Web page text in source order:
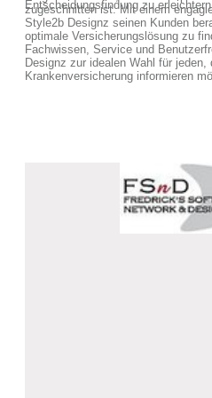
Entscheidungsfindung zu
zugeschnitten ist. Mit einem
Style2b Designz seinen Kunden
optimale Versicherungslösung zu
Fachwissen, Service und
Designz zur idealen Wahl für
Krankenversicherung informieren